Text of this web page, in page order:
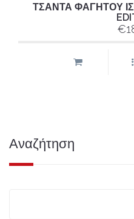
ΤΣΑΝΤΑ ΦΑΓΗΤΟΥ
Αναζήτηση